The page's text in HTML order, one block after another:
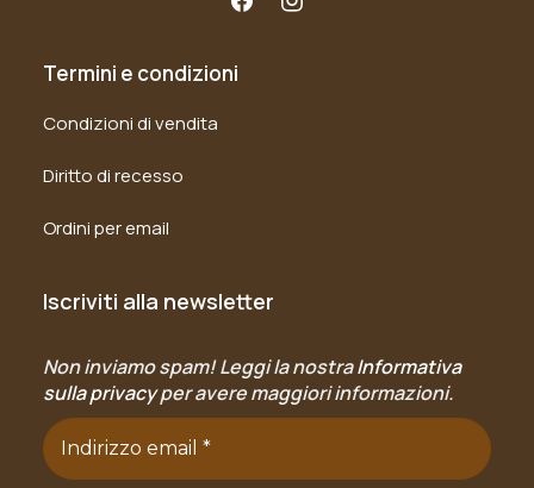
Termini e condizioni
Condizioni di vendita
Diritto di recesso
Ordini per email
Iscriviti alla newsletter
Non inviamo spam! Leggi la nostraInformativa
sulla privacyper avere maggiori informazioni.